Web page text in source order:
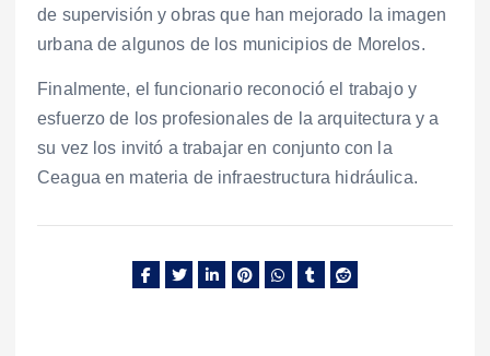
de supervisión y obras que han mejorado la imagen
urbana de algunos de los municipios de Morelos.
Finalmente, el funcionario reconoció el trabajo y
esfuerzo de los profesionales de la arquitectura y a
su vez los invitó a trabajar en conjunto con la
Ceagua en materia de infraestructura hidráulica.